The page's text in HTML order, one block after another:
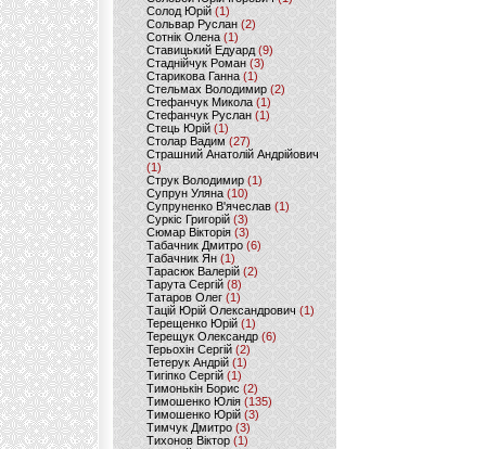
Солод Юрій (1)
Сольвар Руслан (2)
Сотнік Олена(1)
Ставицький Едуард (9)
Стаднійчук Роман(3)
Старикова Ганна (1)
Стельмах Володимир(2)
Стефанчук Микола (1)
Стефанчук Руслан (1)
Стець Юрій (1)
Столар Вадим(27)
Страшний Анатолій Андрійович
(1)
Струк Володимир (1)
Супрун Уляна (10)
Супруненко В'ячеслав (1)
Суркіс Григорій (3)
Сюмар Вікторія (3)
Табачник Дмитро (6)
Табачник Ян(1)
Тарасюк Валерій (2)
Тарута Сергій (8)
Татаров Олег(1)
Тацій Юрій Олександрович(1)
Терещенко Юрій(1)
Терещук Олександр(6)
Терьохін Сергій (2)
Тетерук Андрій (1)
Тигіпко Сергій(1)
Тимонькін Борис (2)
Тимошенко Юлія (135)
Тимошенко Юрій(3)
Тимчук Дмитро (3)
Тихонов Віктор (1)